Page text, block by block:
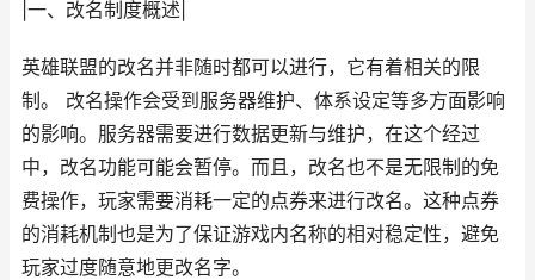
|一、改名制度概述|
英雄联盟的改名并非随时都可以进行，它有着相关的限
制。 改名操作会受到服务器维护、体系设定等多方面影响
的影响。服务器需要进行数据更新与维护，在这个经过
中，改名功能可能会暂停。而且，改名也不是无限制的免
费操作，玩家需要消耗一定的点券来进行改名。这种点券
的消耗机制也是为了保证游戏内名称的相对稳定性，避免
玩家过度随意地更改名字。